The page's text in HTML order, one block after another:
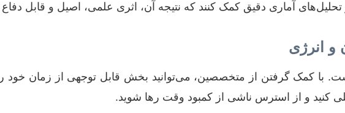
آماری دقیق کمک کنند که نتیجه آن، اثری علمی، اصیل و قابل دفاع
و انرژی
است. با کمک گرفتن از متخصصین، می‌توانید بخش قابل توجهی از زمان
کنید و از استرس ناشی از کمبود وقت رها شوید.